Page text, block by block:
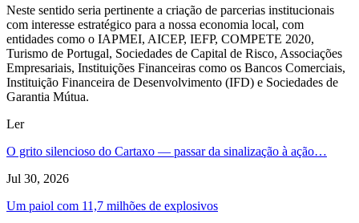
Neste sentido seria pertinente a criação de parcerias institucionais
com interesse estratégico para a nossa economia local, com
entidades como o IAPMEI, AICEP, IEFP, COMPETE 2020,
Turismo de Portugal, Sociedades de Capital de Risco, Associações
Empresariais, Instituições Financeiras como os Bancos Comerciais,
Instituição Financeira de Desenvolvimento (IFD) e Sociedades de
Garantia Mútua.
Ler
O grito silencioso do Cartaxo — passar da sinalização à ação…
Jul 30, 2026
Um paiol com 11,7 milhões de explosivos